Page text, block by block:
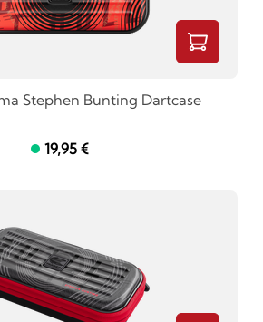
Stephen Bunting Dartcase
19,95 €